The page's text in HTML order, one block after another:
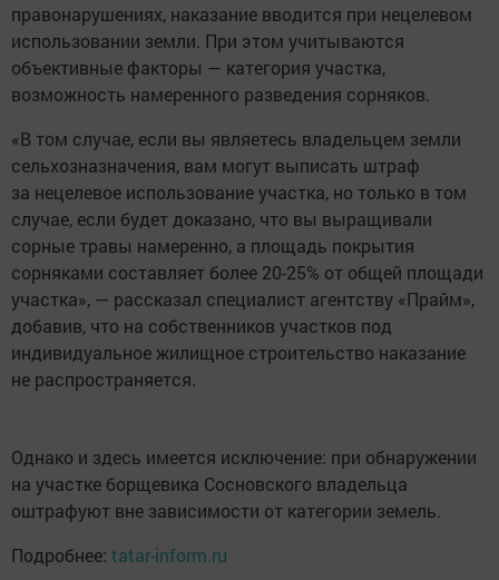
правонарушениях, наказание вводится при нецелевом
использовании земли. При этом учитываются
объективные факторы — категория участка,
возможность намеренного разведения сорняков.
«В том случае, если вы являетесь владельцем земли
сельхозназначения, вам могут выписать штраф
за нецелевое использование участка, но только в том
случае, если будет доказано, что вы выращивали
сорные травы намеренно, а площадь покрытия
сорняками составляет более 20-25% от общей площади
участка», — рассказал специалист агентству «Прайм»,
добавив, что на собственников участков под
индивидуальное жилищное строительство наказание
не распространяется.
Однако и здесь имеется исключение: при обнаружении
на участке борщевика Сосновского владельца
оштрафуют вне зависимости от категории земель.
Подробнее: tatar-inform.ru